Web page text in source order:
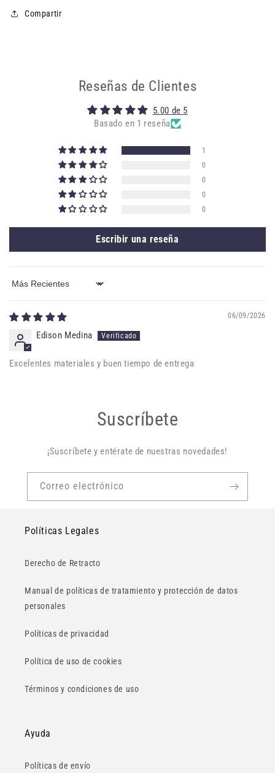
Compartir
Reseñas de Clientes
5.00 de 5
Basado en 1 reseña
1
0
0
0
0
Escribir una reseña
Sort by
06/09/2026
Edison Medina
Excelentes materiales y buen tiempo de entrega
Suscríbete
¡Suscríbete y entérate de nuestras novedades!
Correo electrónico
Políticas Legales
Derecho de Retracto
Manual de políticas de tratamiento y protección de datos
personales
Políticas de privacidad
Política de uso de cookies
Términos y condiciones de uso
Ayuda
Políticas de envío